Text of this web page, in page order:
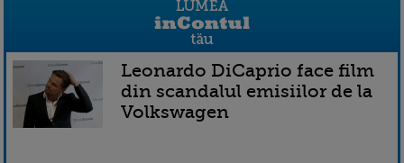
Leonardo DiCaprio face film
din scandalul emisiilor de la
Volkswagen